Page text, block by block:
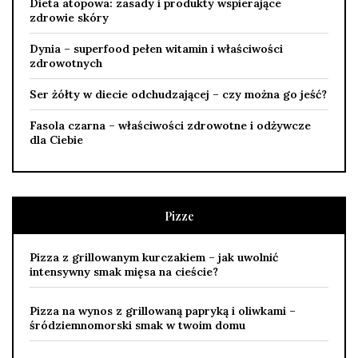
Dieta atopowa: zasady i produkty wspierające
zdrowie skóry
Dynia – superfood pełen witamin i właściwości
zdrowotnych
Ser żółty w diecie odchudzającej – czy można go jeść?
Fasola czarna – właściwości zdrowotne i odżywcze
dla Ciebie
Pizze
Pizza z grillowanym kurczakiem – jak uwolnić
intensywny smak mięsa na cieście?
Pizza na wynos z grillowaną papryką i oliwkami –
śródziemnomorski smak w twoim domu